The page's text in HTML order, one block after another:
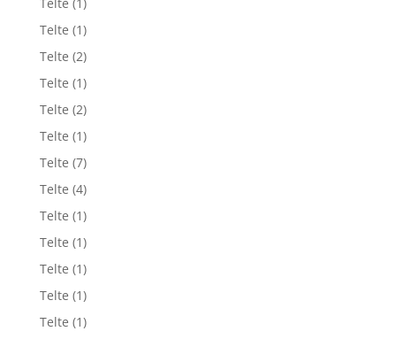
Telte (1)
Telte (1)
Telte (2)
Telte (1)
Telte (2)
Telte (1)
Telte (7)
Telte (4)
Telte (1)
Telte (1)
Telte (1)
Telte (1)
Telte (1)